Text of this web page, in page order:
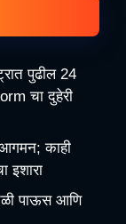
पुढील 24
चा दुहेरी
काही
इशारा
पाऊस आणि